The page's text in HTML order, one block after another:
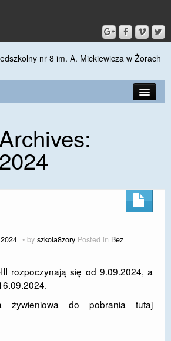
by szkola8zory Posted in Bez
rozpoczynają się od 9.09.2024, a
żywieniowa do pobrania tutaj